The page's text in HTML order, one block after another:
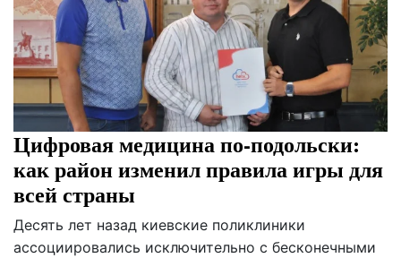
Цифровая медицина по-подольски:
как район изменил правила игры для
всей страны
Десять лет назад киевские поликлиники
ассоциировались исключительно с бесконечными